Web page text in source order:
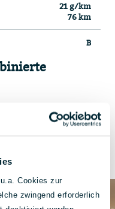
Cookies zur
zwingend erforderlich
21 g/km
76 km
B
6,5 l/100 km